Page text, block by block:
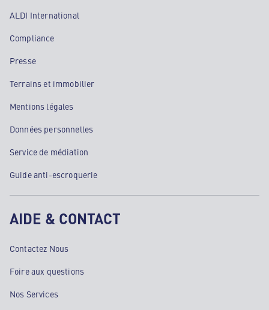
ALDI International
Compliance
Presse
Terrains et immobilier
Mentions légales
Données personnelles
Service de médiation
Guide anti-escroquerie
AIDE & CONTACT
Contactez Nous
Foire aux questions
Nos Services